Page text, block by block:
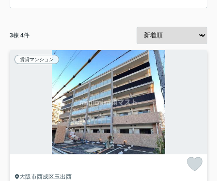
3棟 4件
賃貸マンション
大阪市西成区玉出西